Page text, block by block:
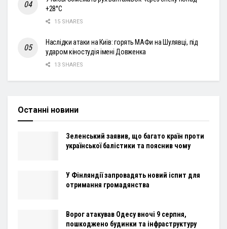
+28°С
15 SHARES
Наслідки атаки на Київ: горять МАФи на Шулявці, під
ударом кіностудія імені Довженка
13 SHARES
Останні новини
Зеленський заявив, що багато країн проти
української балістики та пояснив чому
У Фінляндії запровадять новий іспит для
отримання громадянства
Ворог атакував Одесу вночі 9 серпня,
пошкоджено будинки та інфраструктуру